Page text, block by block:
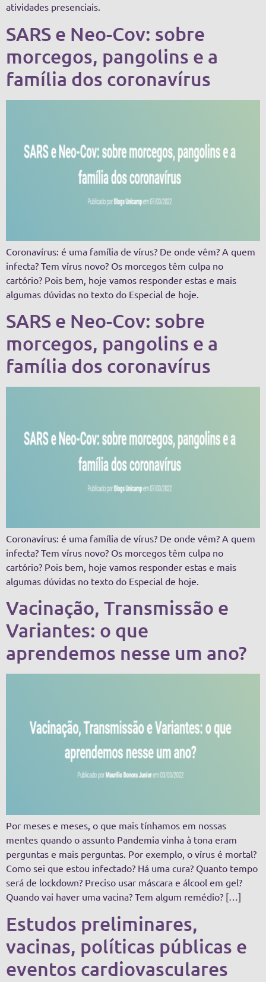
atividades presenciais.
SARS e Neo-Cov: sobre
morcegos, pangolins e a
família dos coronavírus
Coronavírus: é uma família de vírus? De onde vêm? A quem
infecta? Tem vírus novo? Os morcegos têm culpa no
cartório? Pois bem, hoje vamos responder estas e mais
algumas dúvidas no texto do Especial de hoje.
SARS e Neo-Cov: sobre
morcegos, pangolins e a
família dos coronavírus
Coronavírus: é uma família de vírus? De onde vêm? A quem
infecta? Tem vírus novo? Os morcegos têm culpa no
cartório? Pois bem, hoje vamos responder estas e mais
algumas dúvidas no texto do Especial de hoje.
Vacinação, Transmissão e
Variantes: o que
aprendemos nesse um ano?
Por meses e meses, o que mais tínhamos em nossas
mentes quando o assunto Pandemia vinha à tona eram
perguntas e mais perguntas. Por exemplo, o vírus é mortal?
Como sei que estou infectado? Há uma cura? Quanto tempo
será de lockdown? Preciso usar máscara e álcool em gel?
Quando vai haver uma vacina? Tem algum remédio? […]
Estudos preliminares,
vacinas, políticas públicas e
eventos cardiovasculares